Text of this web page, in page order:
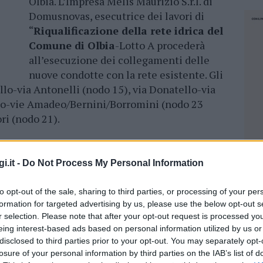
- Do Not Process My Personal Information
opt-out of the sale, sharing to third parties, or processing of your
for targeted advertising by us, please use the below opt-out
selection. Please note that after your opt-out request is processed
interest-based ads based on personal information utilized by us
to third parties prior to your opt-out. You may separately
of your personal information by third parties on the IAB’s list of
Domusnovas, esecutrice dei lavori di
“Riqualificazione della rete idrica del
Comune di Olbia-Lotto A procederà
all’esecuzione dei collegamenti delle
nuove condotte con la rete esistente. Gli
via Antonelli (nodo 15), via Donatello-via
vie Amadeo/Bernini/Borromini (nodo 23
(nodo 21).
di Berchiddeddu e Sa Castanza
effettuare la chiusura del flusso idrico
ore 08:00 alle ore 15:00. Pertanto, si
idrico alle abitazioni ubicate nelle
,Antonelli,Borrominiedei Muratori